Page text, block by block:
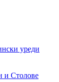
уреди
и Столове